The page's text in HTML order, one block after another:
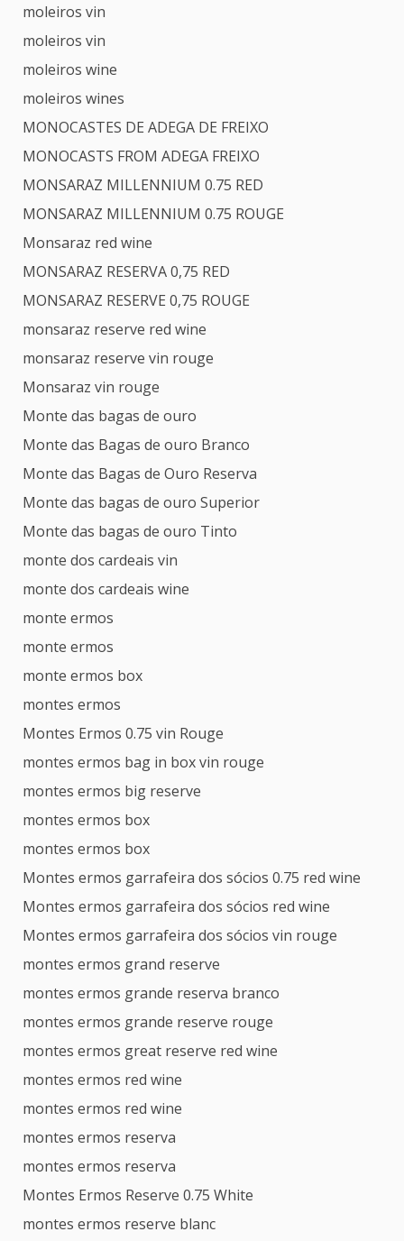
moleiros vin
moleiros vin
moleiros wine
moleiros wines
MONOCASTES DE ADEGA DE FREIXO
MONOCASTS FROM ADEGA FREIXO
MONSARAZ MILLENNIUM 0.75 RED
MONSARAZ MILLENNIUM 0.75 ROUGE
Monsaraz red wine
MONSARAZ RESERVA 0,75 RED
MONSARAZ RESERVE 0,75 ROUGE
monsaraz reserve red wine
monsaraz reserve vin rouge
Monsaraz vin rouge
Monte das bagas de ouro
Monte das Bagas de ouro Branco
Monte das Bagas de Ouro Reserva
Monte das bagas de ouro Superior
Monte das bagas de ouro Tinto
monte dos cardeais vin
monte dos cardeais wine
monte ermos
monte ermos
monte ermos box
montes ermos
Montes Ermos 0.75 vin Rouge
montes ermos bag in box vin rouge
montes ermos big reserve
montes ermos box
montes ermos box
Montes ermos garrafeira dos sócios 0.75 red wine
Montes ermos garrafeira dos sócios red wine
Montes ermos garrafeira dos sócios vin rouge
montes ermos grand reserve
montes ermos grande reserva branco
montes ermos grande reserve rouge
montes ermos great reserve red wine
montes ermos red wine
montes ermos red wine
montes ermos reserva
montes ermos reserva
Montes Ermos Reserve 0.75 White
montes ermos reserve blanc